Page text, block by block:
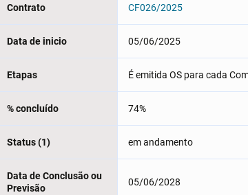
Contrato CF026/2025
Data de inicio 05/06/2025
Etapas É emitida OS para cada
% concluído 74%
Status (1) em andamento
Data de Conclusão ou
Previsão
05/06/2028